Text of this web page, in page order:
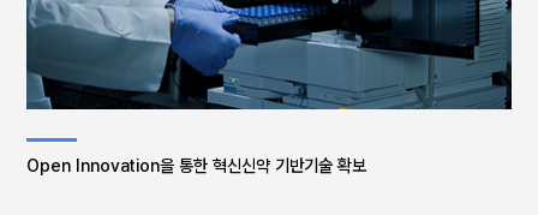
Open Innovation을 통한 혁신신약 기반기술 확보